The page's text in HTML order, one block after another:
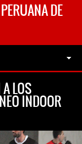
DE
LOS
INDOOR